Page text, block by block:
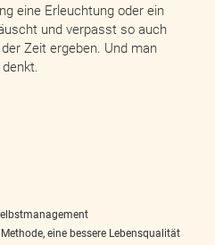
eine Erleuchtung oder ein
und verpasst so auch
Zeit ergeben. Und man
eine bessere Lebensqualität